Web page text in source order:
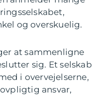
og overskuelig.
at sammenligne
sig. Et selskab
i overvejelserne,
ansvar,